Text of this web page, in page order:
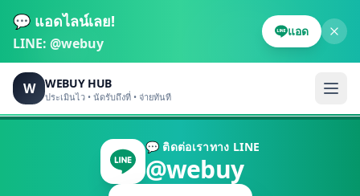
💬 แอดไลน์เลย!
LINE: @webuy
แอด
W WEBUY HUB
ประเมินไว • นัดรับถึงที่ • จ่ายทันที
💬 ติดต่อเราทาง LINE
@webuy